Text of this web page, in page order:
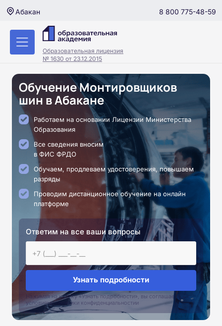
Абакан 8 800 775-48-59
Образовательная лицензия
№ 1630 от 23.12.2015
Обучение Монтировщиков
шин в Абакане
Работаем на основании Лицензии Министерства
Образования
Все сведения вносим
в ФИС ФРДО
Обучаем, продлеваем удостоверения, повышаем
разряды
Проводим дистанционное обучение на онлайн
платформе
Ответим на все ваши вопросы
Узнать подробности
Нажимая на кнопку «Узнать подробности», вы соглашаетесь с
условиями политики конфиденциальностии